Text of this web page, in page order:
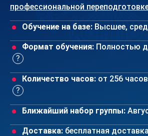
профессиональной
Обучение на базе: Высшее,
Формат обучения: Полностью
Количество часов: от 256
Ближайший набор группы:
Доставка: бесплатная